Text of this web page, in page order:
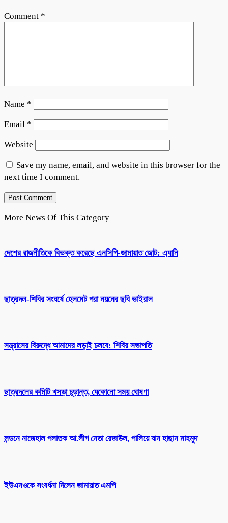
Comment *
Name *
Email *
Website
Save my name, email, and website in this browser for the
next time I comment.
More News Of This Category
দেশের রাজনীতিকে বিভক্ত করেছে এনসিপি-জামায়াত জোট: এ্যানি
ছাত্রদল-শিবির সংঘর্ষে হেলমেট পরা নয়নের ছবি ভাইরাল
সন্ত্রাসের বিরুদ্ধে আমাদের লড়াই চলবে: শিবির সভাপতি
ছাত্রদলের কমিটি খসড়া চূড়ান্ত, যেকোনো সময় ঘোষণা
লন্ডনে নাজেহাল পলাতক আ.লীগ নেতা রেজাউল, পালিয়ে যান হাছান মাহমুদ
ইউএনওকে সংবর্ধনা দিলেন জামায়াত এমপি